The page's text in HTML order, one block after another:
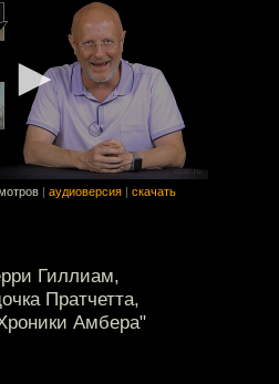
аудиоверсия скачать
Гиллиам,
Пратчетта,
Амбера"